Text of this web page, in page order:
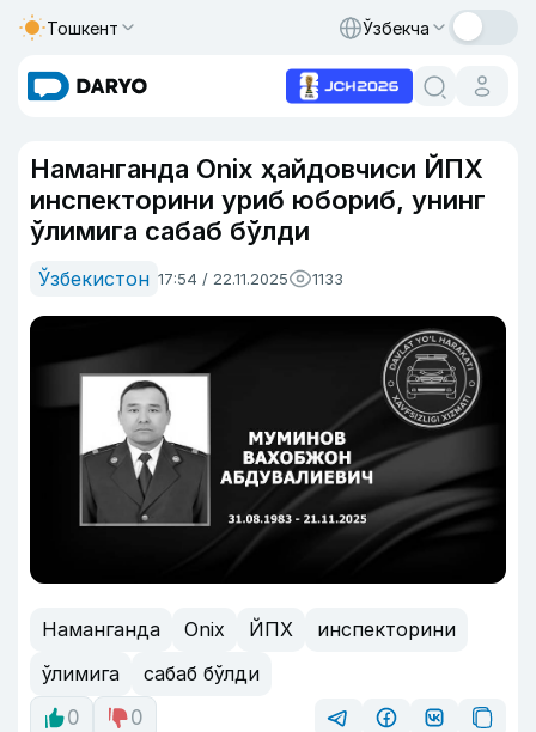
Тошкент Ўзбекча
Наманганда Onix ҳайдовчиси ЙПХ
инспекторини уриб юбориб, унинг
ўлимига сабаб бўлди
Ўзбекистон 17:54 / 22.11.2025 1133
Наманганда Onix ЙПХ
инспекторини
ўлимига
сабаб бўлди
0
0